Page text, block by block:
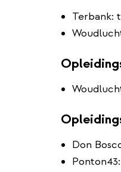
Terbank:
Don